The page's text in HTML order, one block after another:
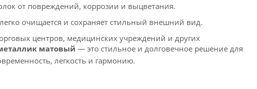
от повреждений, коррозии и выцветания.
очищается и сохраняет стильный внешний вид.
центров, медицинских учреждений и других
матовый — это стильное и долговечное решение для
легкость и гармонию.